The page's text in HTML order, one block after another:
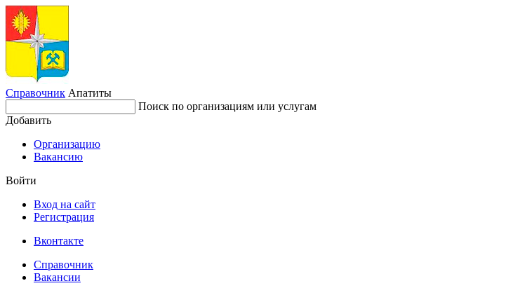
Справочник Апатиты
Поиск по организациям или услугам
Добавить
Организацию
Вакансию
Войти
Вход на сайт
Регистрация
Вконтакте
Справочник
Вакансии